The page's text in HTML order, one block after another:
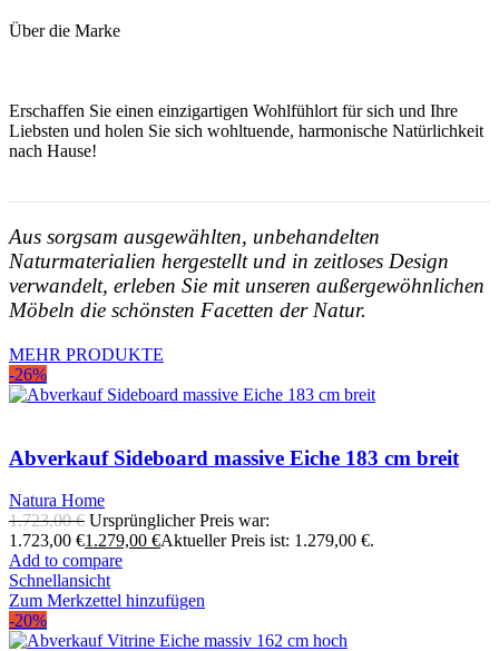
Über die Marke
Erschaffen Sie einen einzigartigen Wohlfühlort für sich und Ihre
Liebsten und holen Sie sich wohltuende, harmonische Natürlichkeit
nach Hause!
Aus sorgsam ausgewählten, unbehandelten
Naturmaterialien hergestellt und in zeitloses Design
verwandelt, erleben Sie mit unseren außergewöhnlichen
Möbeln die schönsten Facetten der Natur.
MEHR PRODUKTE
-26%
Abverkauf Sideboard massive Eiche 183 cm breit
Natura Home
1.723,00€ Ursprünglicher Preis war:
1.723,00 €1.279,00 €Aktueller Preis ist: 1.279,00 €.
Add to compare
Schnellansicht
Zum Merkzettel hinzufügen
-20%